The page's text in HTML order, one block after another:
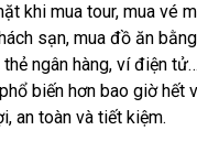
khi mua tour, mua vé
sạn, mua đồ ăn
ngân hàng, ví điện
biến hơn bao giờ hết
an toàn và tiết kiệm.